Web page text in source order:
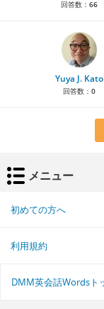
回答数： 66
Yuya J. Kato
回答数： 0
メニュー
初めての方へ
利用規約
DMM英会話Wordsト